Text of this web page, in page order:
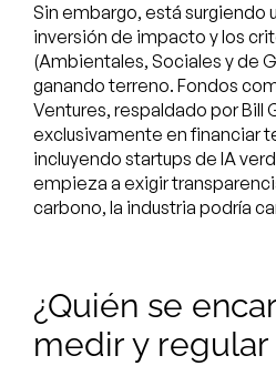
Sin embargo, está surgiendo
inversión de impacto y los
(Ambientales, Sociales y de
ganando terreno. Fondos
Ventures, respaldado por Bill
exclusivamente en financiar
incluyendo startups de IA
empieza a exigir
carbono, la industria podría
¿Quién se
medir y